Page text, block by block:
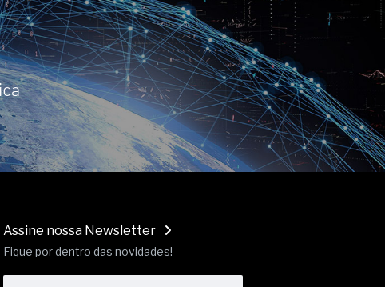
Assine nossa Newsletter
Fique por dentro das novidades!